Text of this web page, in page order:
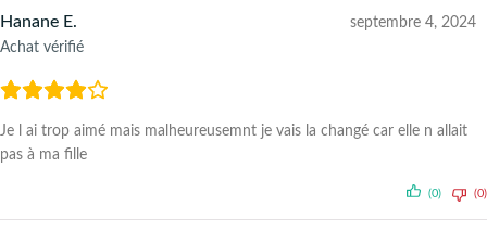
Hanane E.
Achat vérifié
septembre 4, 2024
Je l ai trop aimé mais malheureusemnt je vais la changé car elle n allait
pas à ma fille
(0) (0)